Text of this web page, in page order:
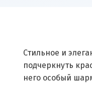
Стильное и
подчеркнуть
него особый